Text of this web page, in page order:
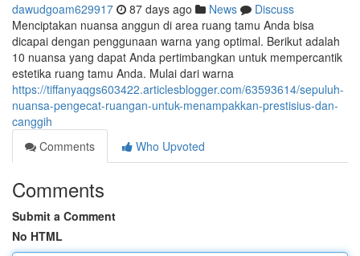
dawudgoam629917 87 days ago News
Discuss
Menciptakan nuansa anggun di area ruang tamu Anda bisa
dicapai dengan penggunaan warna yang optimal. Berikut adalah
10 nuansa yang dapat Anda pertimbangkan untuk mempercantik
estetika ruang tamu Anda. Mulai dari warna
https://tiffanyaqgs603422.articlesblogger.com/63593614/sepuluh-
nuansa-pengecat-ruangan-untuk-menampakkan-prestisius-dan-
canggih
Comments
Who Upvoted
Comments
Submit a Comment
No HTML